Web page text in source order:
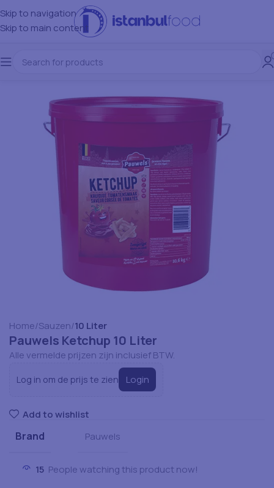
Skip to navigation
Skip to main content
Home Sauzen 10 Liter
Pauwels Ketchup 10 Liter
Alle vermelde prijzen zijn inclusief BTW.
Log in om de prijs te zien Login
Add to wishlist
Brand Pauwels
15 People watching this product now!